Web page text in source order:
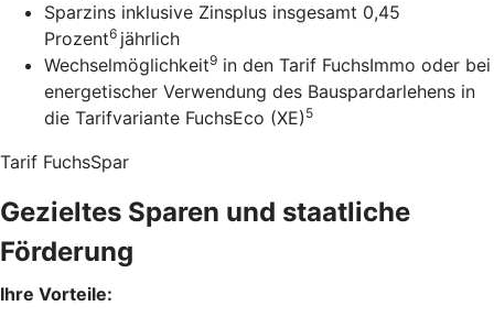
Sparzins inklusive Zinsplus insgesamt 0,45
Prozent6 jährlich
Wechselmöglichkeit9 in den Tarif FuchsImmo oder bei
energetischer Verwendung des Bauspardarlehens in
die Tarifvariante FuchsEco (XE) 5
Tarif FuchsSpar
Gezieltes Sparen und staatliche
Förderung
Ihre Vorteile: